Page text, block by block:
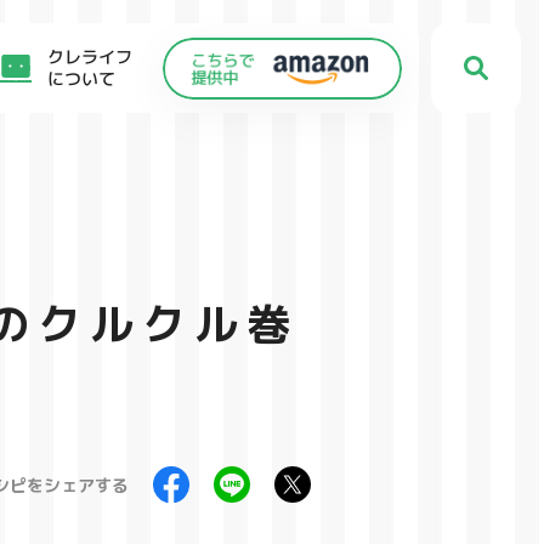
クレライフ
について
クルクル巻
ピをシェアする